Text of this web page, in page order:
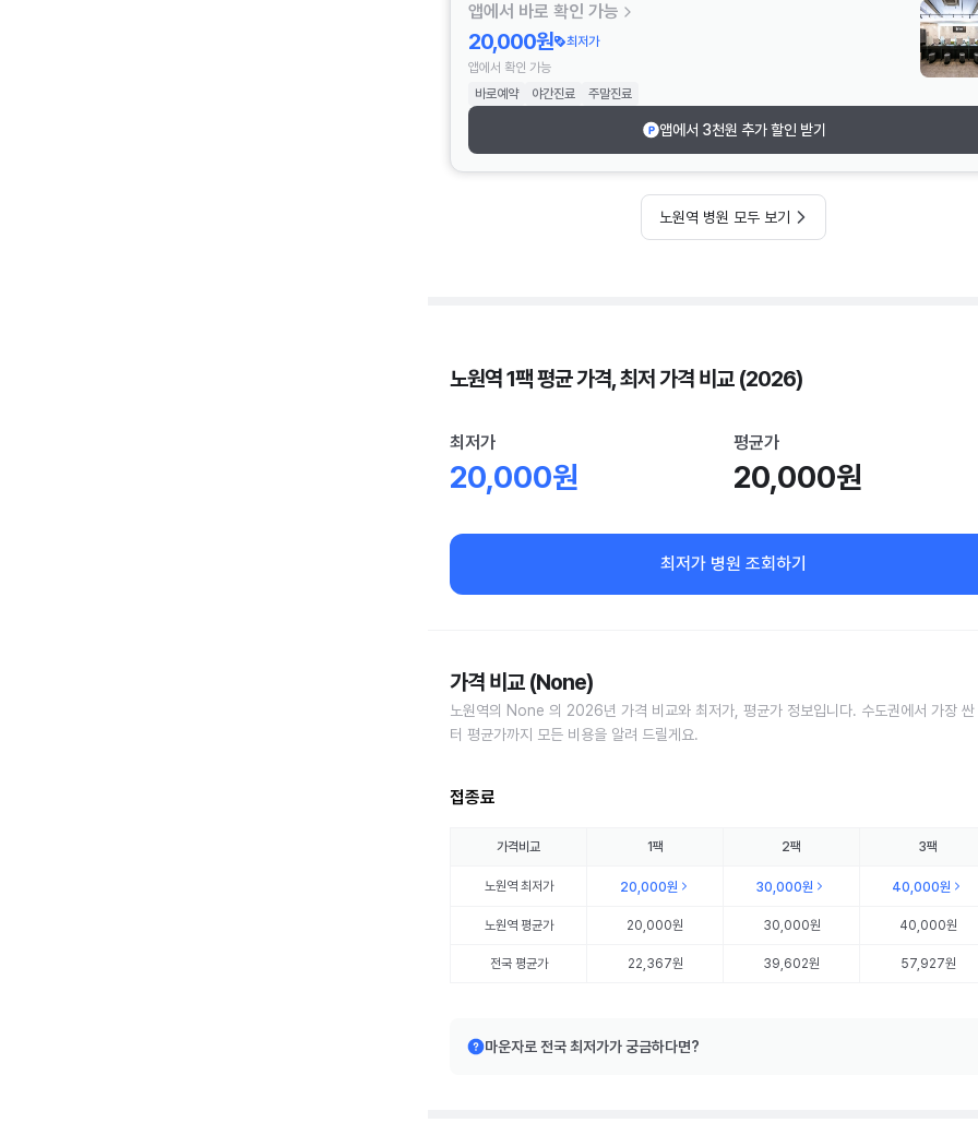
앱에서 바로 확인 가능
20,000원
최저가
앱에서 확인 가능
바로예약
야간진료 주말진료
앱에서 3천원 추가 할인 받기
노원역 병원 모두 보기
노원역 1팩 평균 가격, 최저 가격 비교 (2026)
최저가
20,000원
평균가
20,000원
최저가 병원 조회하기
가격 비교 (None)
노원역의 None 의 2026년 가격 비교와 최저가, 평균가 정보입니다. 수도권에서 가장 싼
터 평균가까지 모든 비용을 알려 드릴게요.
접종료
가격비교 1팩 2팩 3팩
노원역최저가 20,000원 30,000원 40,000원
노원역평균가 20,000원 30,000원 40,000원
전국 평균가 22,367원 39,602원 57,927원
마운자로 전국 최저가가 궁금하다면?